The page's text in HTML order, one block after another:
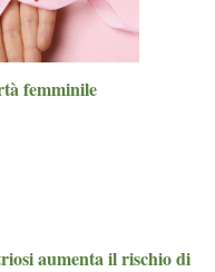
femminile
aumenta il rischio di